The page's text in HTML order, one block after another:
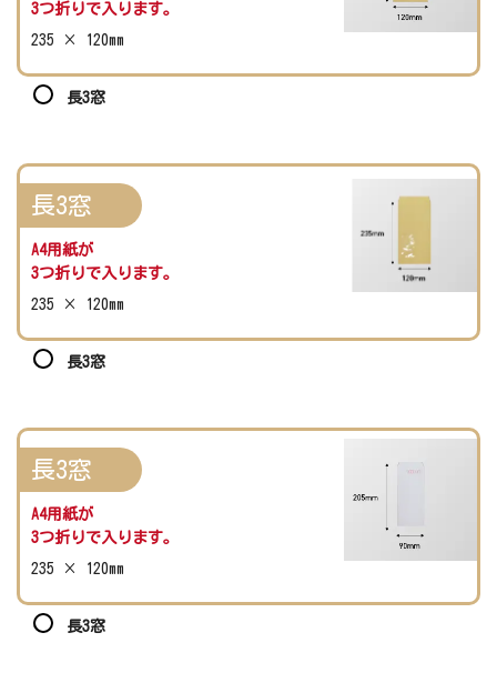
3つ折りで入ります。
235 × 120mm
長3窓
長3窓
A4用紙が
3つ折りで入ります。
235 × 120mm
長3窓
長3窓
A4用紙が
3つ折りで入ります。
235 × 120mm
長3窓